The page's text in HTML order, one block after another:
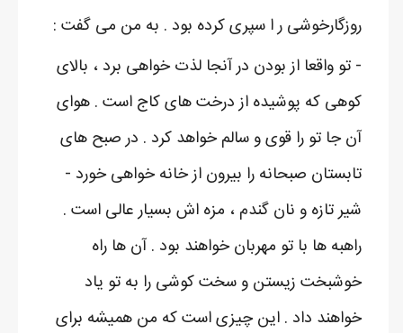
روزگارخوشی ر ا سپری کرده بود . به من می گفت :
- تو واقعا از بودن در آنجا لذت خواهی برد ، بالای
کوهی که پوشیده از درخت های کاج است . هوای
آن جا تو را قوی و سالم خواهد کرد . در صبح های
تابستان صبحانه را بیرون از خانه خواهی خورد -
شیر تازه و نان گندم ، مزه اش بسیار عالی است .
راهبه ها با تو مهربان خواهند بود . آن ها راه
خوشبخت زیستن و سخت کوشی را به تو یاد
خواهند داد . این چیزی است که من همیشه برای